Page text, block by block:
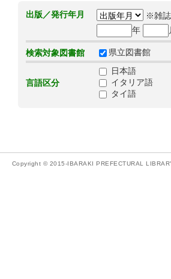
出版／発行年月
※雑誌
年
検索対象図書館 県立図書館
言語区分
日本語
イタリア語
タイ語
Copyright © 2015-IBARAKI PREFECTURAL